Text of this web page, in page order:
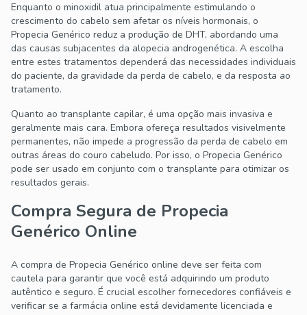
Enquanto o minoxidil atua principalmente estimulando o
crescimento do cabelo sem afetar os níveis hormonais, o
Propecia Genérico reduz a produção de DHT, abordando uma
das causas subjacentes da alopecia androgenética. A escolha
entre estes tratamentos dependerá das necessidades individuais
do paciente, da gravidade da perda de cabelo, e da resposta ao
tratamento.
Quanto ao transplante capilar, é uma opção mais invasiva e
geralmente mais cara. Embora ofereça resultados visivelmente
permanentes, não impede a progressão da perda de cabelo em
outras áreas do couro cabeludo. Por isso, o Propecia Genérico
pode ser usado em conjunto com o transplante para otimizar os
resultados gerais.
Compra Segura de Propecia
Genérico Online
A compra de Propecia Genérico online deve ser feita com
cautela para garantir que você está adquirindo um produto
autêntico e seguro. É crucial escolher fornecedores confiáveis e
verificar se a farmácia online está devidamente licenciada e